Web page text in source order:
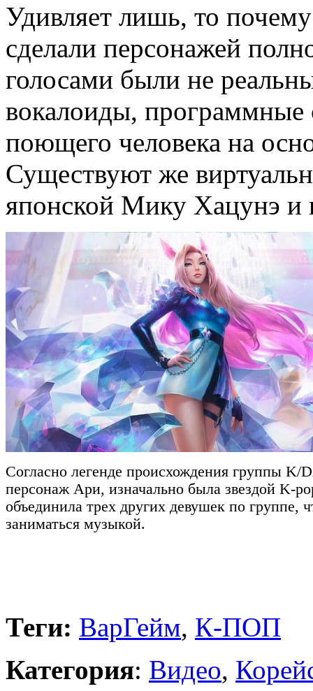
Удивляет лишь, то
сделали персонажей
голосами были не
вокалоиды, программные
поющего человека на
Существуют же
японской Мику Хацунэ
Согласно легенде происхождения группы K/
персонаж Ари, изначально была звездой K-
объединила трех других девушек по группе,
заниматься музыкой.
Теги: ВарГейм, К-ПОП
Категория: Видео,